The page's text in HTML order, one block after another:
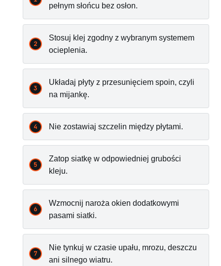
pełnym słońcu bez osłon.
Stosuj klej zgodny z wybranym systemem
ocieplenia.
Układaj płyty z przesunięciem spoin, czyli
na mijankę.
Nie zostawiaj szczelin między płytami.
Zatop siatkę w odpowiedniej grubości
kleju.
Wzmocnij naroża okien dodatkowymi
pasami siatki.
Nie tynkuj w czasie upału, mrozu, deszczu
ani silnego wiatru.